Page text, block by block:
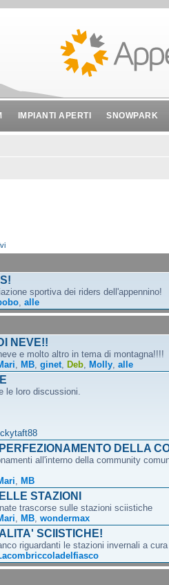
IMPIANTI APERTI SNOWPARK
sportiva dei riders dell'appennino!
alle
NEVE!!
e molto altro in tema di montagna!!!!
MB ginet Deb Molly alle
le loro discussioni.
DELLA
all'interno della community
MB
STAZIONI
trascorse sulle stazioni sciistiche
MB wondermax
SCIISTICHE!
riguardanti le stazioni invernali a